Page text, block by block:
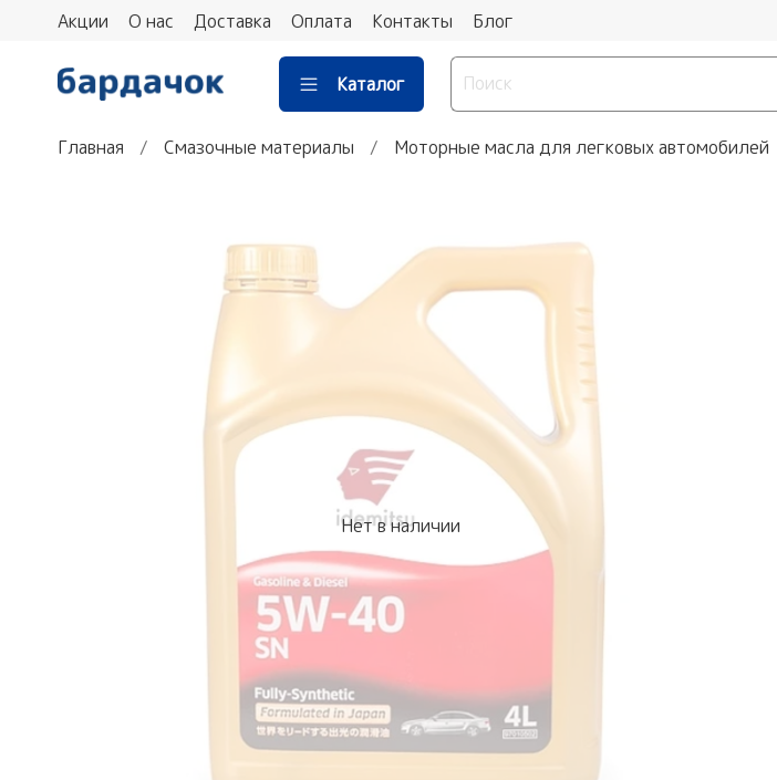
Акции О нас Доставка Оплата Контакты Блог
Каталог
Главная Смазочные материалы Моторные масла для легковых автомобилей
Нет в наличии